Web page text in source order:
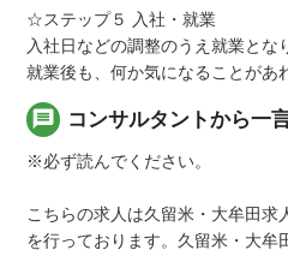
☆ステップ５ 入社・就業
入社日などの調整のうえ就業とな
就業後も、何か気になることがあ
message コンサルタントから一
※必ず読んでください。
こちらの求人は久留米・大牟田求
を行っております。久留米・大牟